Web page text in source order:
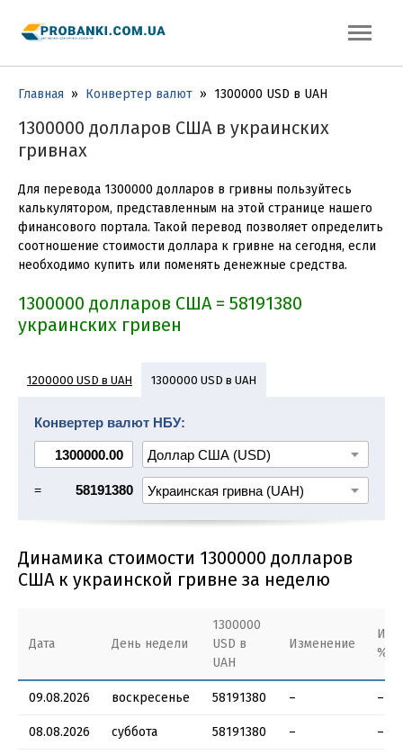
Главная » Конвертер валют » 1300000 USD в UAH
1300000 долларов США в украинских
гривнах
Для перевода 1300000 долларов в гривны пользуйтесь
калькулятором, представленным на этой странице нашего
финансового портала. Такой перевод позволяет определить
соотношение стоимости доллара к гривне на сегодня, если
необходимо купить или поменять денежные средства.
1300000 долларов США = 58191380
украинских гривен
1200000 USD в UAH 1300000 USD в UAH
1600000 USD в UAH 1700000 USD в UAH
1800000 USD в UAH
Конвертер валют НБУ:
= 58191380
Динамика стоимости 1300000 долларов
США к украинской гривне за неделю
Дата День недели
1300000
USD в
UAH
Изменение
%
09.08.2026 воскресенье 58191380 – –
08.08.2026 суббота 58191380 – –